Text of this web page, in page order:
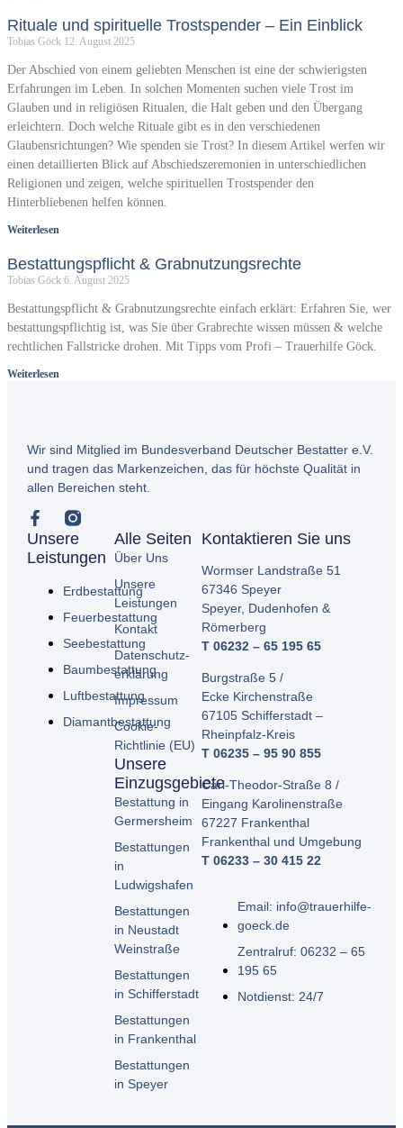
Rituale und spirituelle Trostspender – Ein Einblick
Tobias Göck 12. August 2025
Der Abschied von einem geliebten Menschen ist eine der schwierigsten
Erfahrungen im Leben. In solchen Momenten suchen viele Trost im
Glauben und in religiösen Ritualen, die Halt geben und den Übergang
erleichtern. Doch welche Rituale gibt es in den verschiedenen
Glaubensrichtungen? Wie spenden sie Trost? In diesem Artikel werfen wir
einen detaillierten Blick auf Abschiedszeremonien in unterschiedlichen
Religionen und zeigen, welche spirituellen Trostspender den
Hinterbliebenen helfen können.
Weiterlesen
Bestattungspflicht & Grabnutzungsrechte
Tobias Göck 6. August 2025
Bestattungspflicht & Grabnutzungsrechte einfach erklärt: Erfahren Sie, wer
bestattungspflichtig ist, was Sie über Grabrechte wissen müssen & welche
rechtlichen Fallstricke drohen. Mit Tipps vom Profi – Trauerhilfe Göck.
Weiterlesen
Wir sind Mitglied im Bundesverband Deutscher Bestatter e.V.
und tragen das Markenzeichen, das für höchste Qualität in
allen Bereichen steht.
Unsere
Leistungen
Erdbestattung
Feuerbestattung
Seebestattung
Baumbestattung
Luftbestattung
Diamantbestattung
Alle Seiten
Über Uns
Unsere
Leistungen
Kontakt
Datenschutz­
erklärung
Impressum
Cookie-
Richtlinie (EU)
Unsere
Einzugsgebiete
Bestattung in
Germersheim
Bestattungen
in
Ludwigshafen
Bestattungen
in Neustadt
Weinstraße
Bestattungen
in Schifferstadt
Bestattungen
in Frankenthal
Bestattungen
in Speyer
Kontaktieren Sie uns
Wormser Landstraße 51
67346 Speyer
Speyer, Dudenhofen &
Römerberg
T 06232 – 65 195 65
Burgstraße 5 /
Ecke Kirchenstraße
67105 Schifferstadt –
Rheinpfalz-Kreis
T 06235 – 95 90 855
Carl-Theodor-Straße 8 /
Eingang Karolinenstraße
67227 Frankenthal
Frankenthal und Umgebung
T 06233 – 30 415 22
Email: info@trauerhilfe-
goeck.de
Zentralruf: 06232 – 65
195 65
Notdienst: 24/7